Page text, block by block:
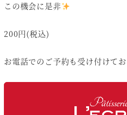
この機会に是非
200円(税込)
お電話でのご予約も受け付けてお